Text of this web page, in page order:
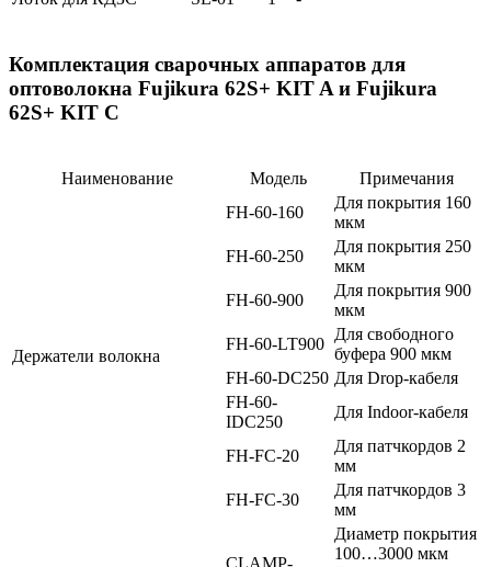
Комплектация сварочных аппаратов для
оптоволокна Fujikura 62S+ KIT A и Fujikura
62S+ KIT C
Наименование Модель Примечания
Держатели волокна
FH-60-160
Для покрытия 160
мкм
FH-60-250
Для покрытия 250
мкм
FH-60-900
Для покрытия 900
мкм
FH-60-LT900
Для свободного
буфера 900 мкм
FH-60-DC250 Для Drop-кабеля
FH-60-
IDC250
Для Indoor-кабеля
FH-FC-20
Для патчкордов 2
мм
FH-FC-30
Для патчкордов 3
мм
CLAMP-
Диаметр покрытия
100…3000 мкм